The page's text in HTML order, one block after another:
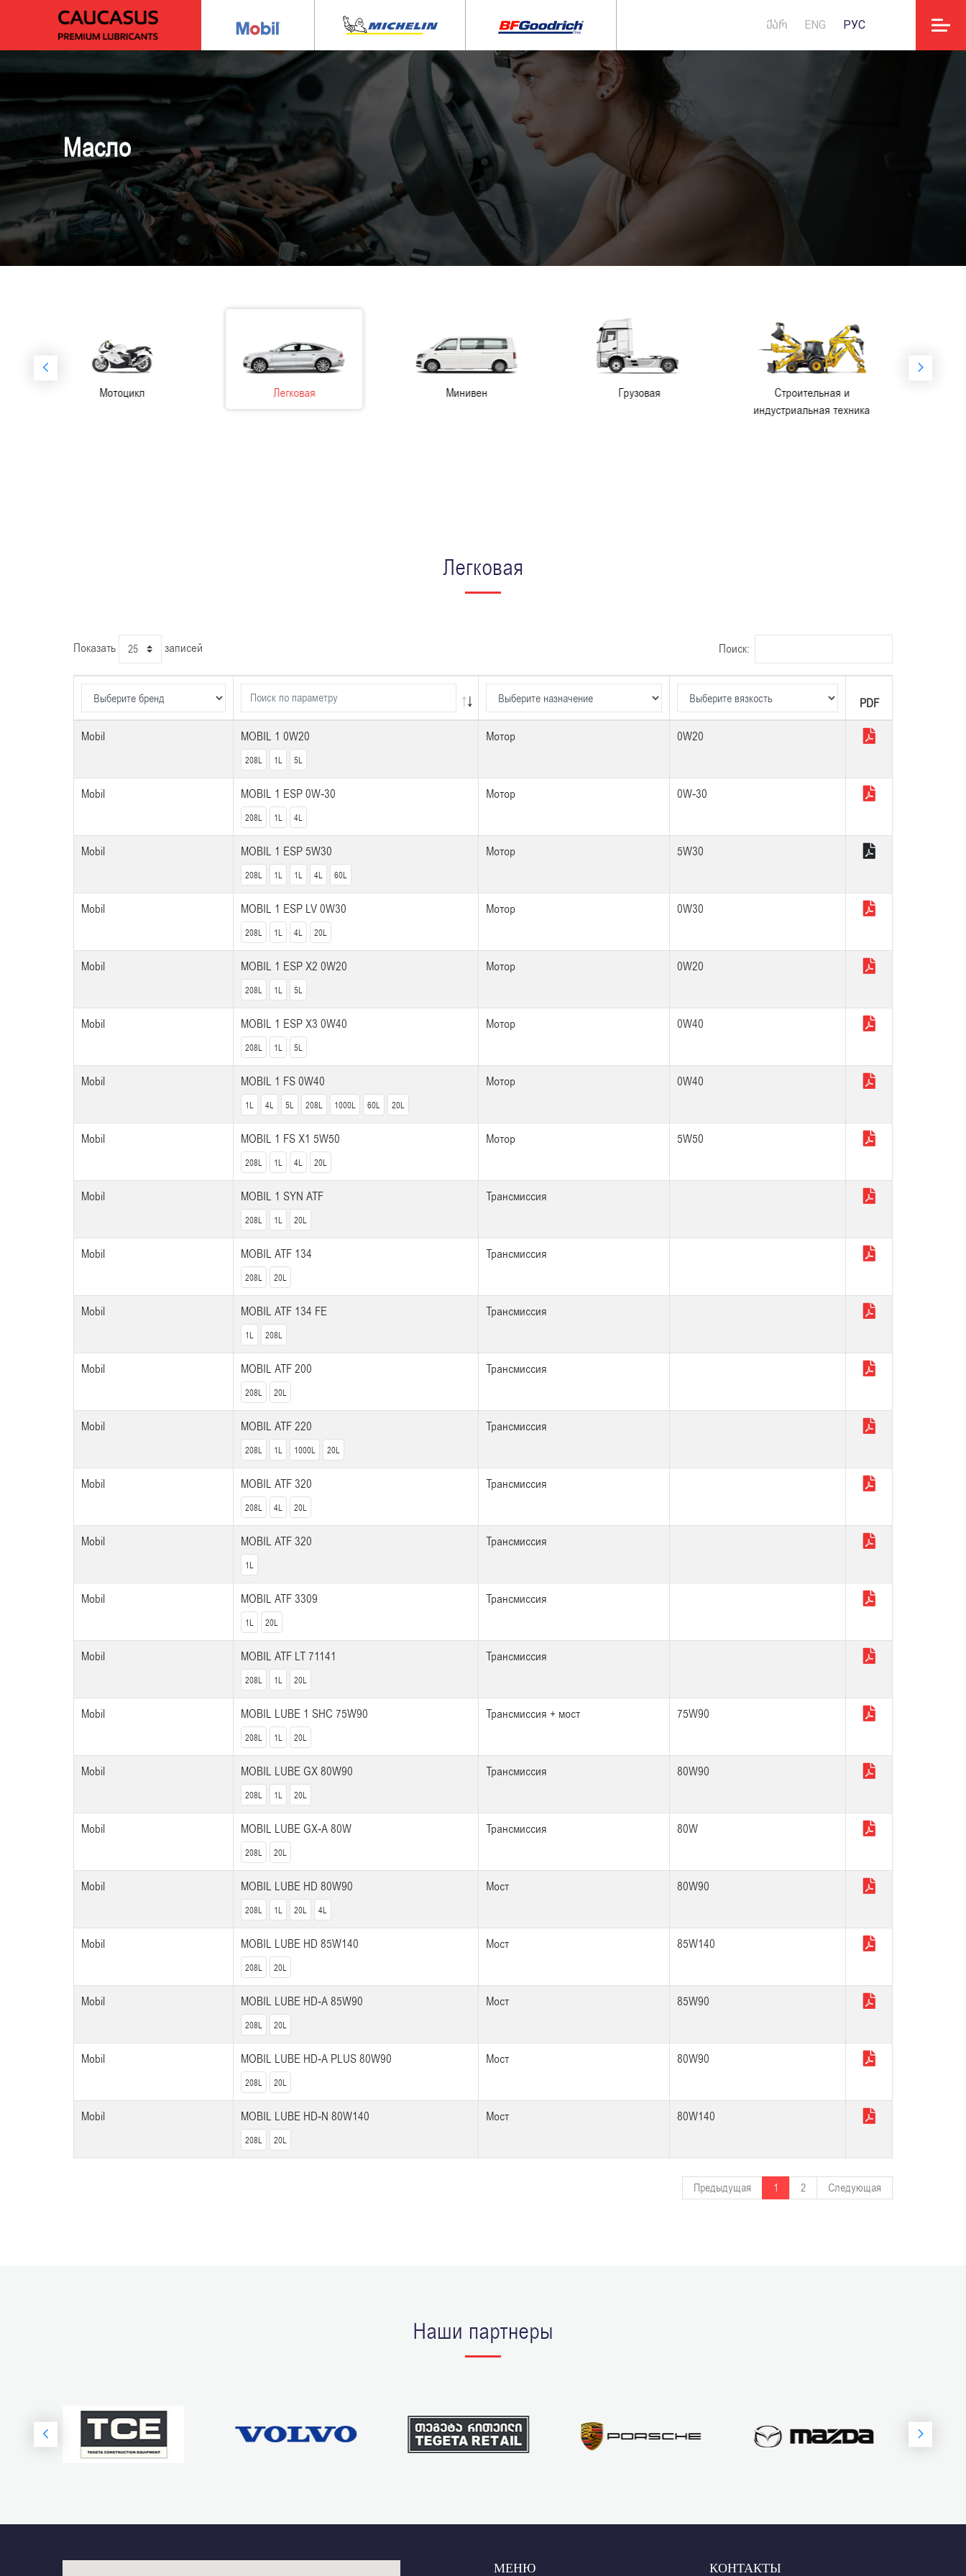
ᲥᲐᲠ ENG РУС
Масло
индустриальная техника
Сельскохозяйственная
техника
Легковая
Показать записей Поиск:
PDF
PDF
Mobil MOBIL 1 0W20
208L 1L 5L
Мотор 0W20
Mobil MOBIL 1 ESP 0W-30
208L 1L 4L
Мотор 0W-30
Mobil MOBIL 1 ESP 5W30
208L 1L 1L 4L 60L
Мотор 5W30
Mobil MOBIL 1 ESP LV 0W30
208L 1L 4L 20L
Мотор 0W30
Mobil MOBIL 1 ESP X2 0W20
208L 1L 5L
Мотор 0W20
Mobil MOBIL 1 ESP X3 0W40
208L 1L 5L
Мотор 0W40
Mobil MOBIL 1 FS 0W40
1L 4L 5L 208L 1000L 60L 20L
Мотор 0W40
Mobil MOBIL 1 FS X1 5W50
208L 1L 4L 20L
Мотор 5W50
Mobil MOBIL 1 SYN ATF
208L 1L 20L
Трансмиссия
Mobil MOBIL ATF 134
208L 20L
Трансмиссия
Mobil MOBIL ATF 134 FE
1L 208L
Трансмиссия
Mobil MOBIL ATF 200
208L 20L
Трансмиссия
Mobil MOBIL ATF 220
208L 1L 1000L 20L
Трансмиссия
Mobil MOBIL ATF 320
208L 4L 20L
Трансмиссия
Mobil MOBIL ATF 320
1L
Трансмиссия
Mobil MOBIL ATF 3309
1L 20L
Трансмиссия
Mobil MOBIL ATF LT 71141
208L 1L 20L
Трансмиссия
Mobil MOBIL LUBE 1 SHC 75W90
208L 1L 20L
Трансмиссия + мост 75W90
Mobil MOBIL LUBE GX 80W90
208L 1L 20L
Трансмиссия 80W90
Mobil MOBIL LUBE GX-A 80W
208L 20L
Трансмиссия 80W
Mobil MOBIL LUBE HD 80W90
208L 1L 20L 4L
Мост 80W90
Mobil MOBIL LUBE HD 85W140
208L 20L
Мост 85W140
Mobil MOBIL LUBE HD-A 85W90
208L 20L
Мост 85W90
Mobil MOBIL LUBE HD-A PLUS 80W90
208L 20L
Мост 80W90
Mobil MOBIL LUBE HD-N 80W140
208L 20L
Мост 80W140
Предыдущая 1 2 Следующая
Наши партнеры
МЕНЮ КОНТАКТЫ